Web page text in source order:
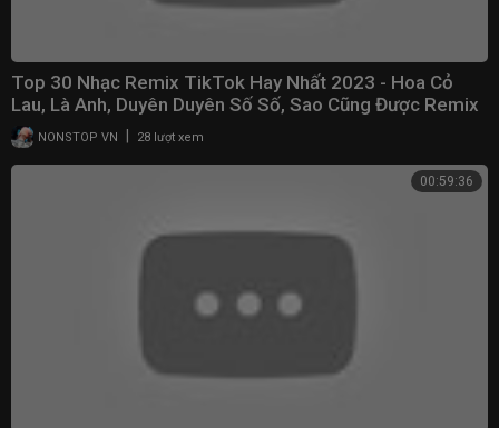
Top 30 Nhạc Remix TikTok Hay Nhất 2023 - Hoa Cỏ
Lau, Là Anh, Duyên Duyên Số Số, Sao Cũng Được Remix
NONSTOP VN 28 lượt xem
00:59:36